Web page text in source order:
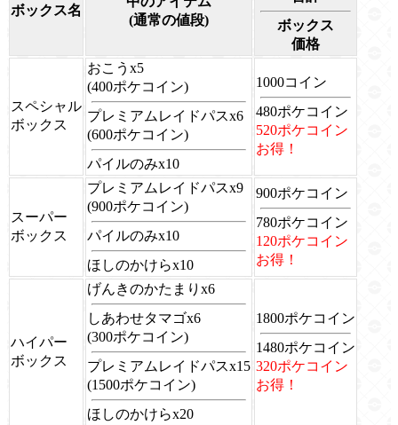
ボックス名
(通常の値段)
ボックス
価格
スペシャル
ボックス
おこうx5
(400ポケコイン)
プレミアムレイドパスx6
(600ポケコイン)
パイルのみx10
1000コイン
480ポケコイン
520ポケコイン
お得！
スーパー
ボックス
プレミアムレイドパスx9
(900ポケコイン)
パイルのみx10
ほしのかけらx10
900ポケコイン
780ポケコイン
120ポケコイン
お得！
ハイパー
ボックス
げんきのかたまりx6
しあわせタマゴx6
(300ポケコイン)
プレミアムレイドパスx15
(1500ポケコイン)
ほしのかけらx20
1800ポケコイン
1480ポケコイン
320ポケコイン
お得！